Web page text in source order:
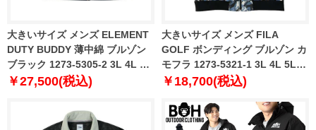
大きいサイズ メンズ ELEMENT
DUTY BUDDY 薄中綿 ブルゾン
ブラック 1273-5305-2 3L 4L 5L
6L
￥27,500(税込)
大きいサイズ メンズ FILA
GOLF ボンディング ブルゾン カ
モフラ 1273-5321-1 3L 4L 5L
6L
￥18,700(税込)